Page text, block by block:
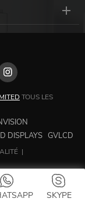
TOUS LES
DISPLAYS GVLCD
|
SKYPE